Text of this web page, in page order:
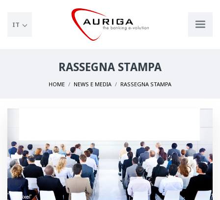
IT
RASSEGNA STAMPA
HOME NEWS E MEDIA RASSEGNA STAMPA